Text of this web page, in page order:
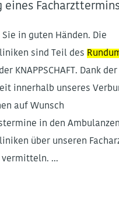
in guten Händen. Die
sind Teil des
KNAPPSCHAFT. Dank der
innerhalb unseres
auf Wunsch
in den
über unseren
vermitteln. ...